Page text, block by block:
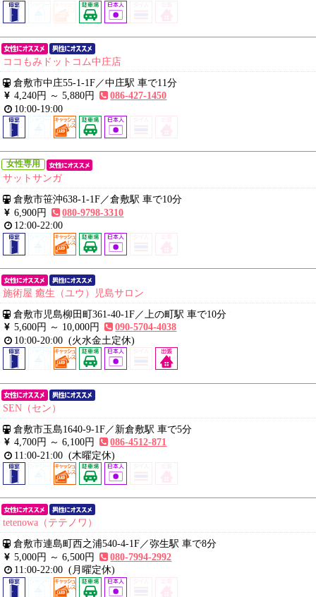
ココもみドットコム中庄店
倉敷市中庄55-1-1F／中庄駅 車で11分
4,240円 ～5,880円
086-427-1450
10:00-19:00
女性専用
サットサンガ
倉敷市笹沖638-1-1F／倉敷駅 車で10分
6,900円
080-9798-3310
12:00-22:00
施術屋 癒生（ユウ）児島サロン
倉敷市児島柳田町361-40-1F／ 上の町駅 車で10分
5,600円 ～ 10,000円
090-5704-4038
10:00-20:00 (火水金土定休)
SEN（セン）
倉敷市玉島1640-9-1F／新倉敷駅 車で5分
4,700円 ～6,100円
086-4512-871
11:00-21:00 (木曜定休)
tetenowa（テテノワ）
倉敷市連島町西之浦540-4-1F／弥生駅 車で8分
5,000円 ～6,500円
080-7994-2992
11:00-22:00 (月曜定休)